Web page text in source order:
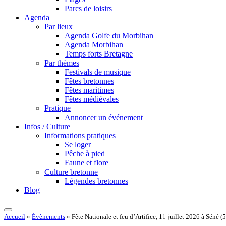
Parcs de loisirs
Agenda
Par lieux
Agenda Golfe du Morbihan
Agenda Morbihan
Temps forts Bretagne
Par thèmes
Festivals de musique
Fêtes bretonnes
Fêtes maritimes
Fêtes médiévales
Pratique
Annoncer un événement
Infos / Culture
Informations pratiques
Se loger
Pêche à pied
Faune et flore
Culture bretonne
Légendes bretonnes
Blog
Accueil » Évènements » Fête Nationale et feu d’Artifice, 11 juillet 2026 à Séné